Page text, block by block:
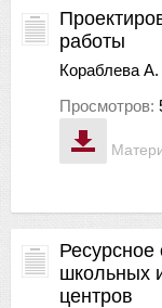
работы
Кораблева
Просмотров:
Ресурсное
школьных
центров